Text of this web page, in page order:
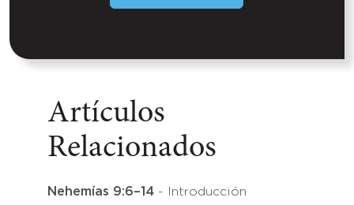
Artículos
Relacionados
Nehemías 9:6–14 - Introducción